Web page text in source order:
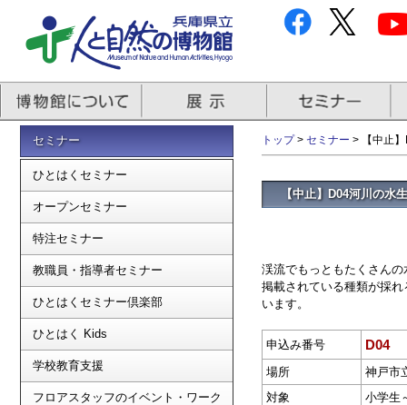
セミナー
ひとはくセミナー
オープンセミナー
特注セミナー
教職員・指導者セミナー
ひとはくセミナー倶楽部
ひとはく Kids
学校教育支援
フロアスタッフのイベント・ワーク
トップ> セミナー > 【中止
【中止】D04河川の水
渓流でもっともたくさん
掲載されている種類が採
います。
申込み番号 D04
場所
神戸市
対象
小学生